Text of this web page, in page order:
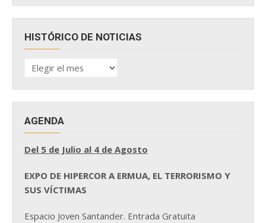
HISTÓRICO DE NOTICIAS
HISTÓRICO
DE
AGENDA
Del 5 de Julio al 4 de Agosto
EXPO DE HIPERCOR A ERMUA, EL TERRORISMO Y
SUS VÍCTIMAS
Espacio Joven Santander. Entrada Gratuita